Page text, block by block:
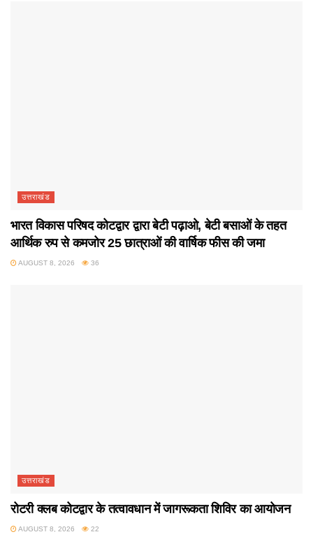
उत्तराखंड
भारत विकास परिषद कोटद्वार द्वारा बेटी पढ़ाओ, बेटी बसाओं के तहत
आर्थिक रुप से कमजोर 25 छात्राओं की वार्षिक फीस की जमा
AUGUST 8, 2026 36
उत्तराखंड
रोटरी क्लब कोटद्वार के तत्वावधान में जागरूकता शिविर का आयोजन
AUGUST 8, 2026 22